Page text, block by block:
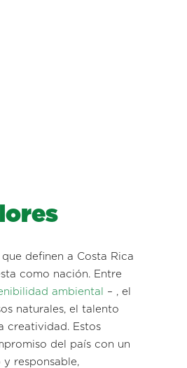
definen a Costa Rica
como nación. Entre
ambiental
– , el
naturales, el talento
creatividad. Estos
del país con un
responsable,